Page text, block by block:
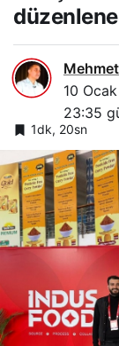
10
23:35
1dk, 20sn